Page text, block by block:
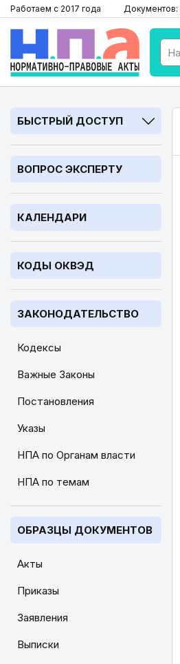
Работаем с 2017 года Документов:
БЫСТРЫЙ ДОСТУП
ВОПРОС ЭКСПЕРТУ
КАЛЕНДАРИ
КОДЫ ОКВЭД
ЗАКОНОДАТЕЛЬСТВО
Кодексы
Важные Законы
Постановления
Указы
НПА по Органам власти
НПА по темам
ОБРАЗЦЫ ДОКУМЕНТОВ
Акты
Приказы
Заявления
Выписки